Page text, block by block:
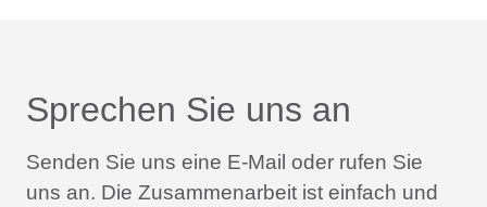
Sprechen Sie uns an
Senden Sie uns eine E-Mail oder rufen Sie
uns an. Die Zusammenarbeit ist einfach und